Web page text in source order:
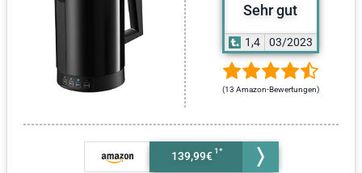
139,99€
Sehr gut
1,4 03/2023
(13 Amazon-Bewertungen)